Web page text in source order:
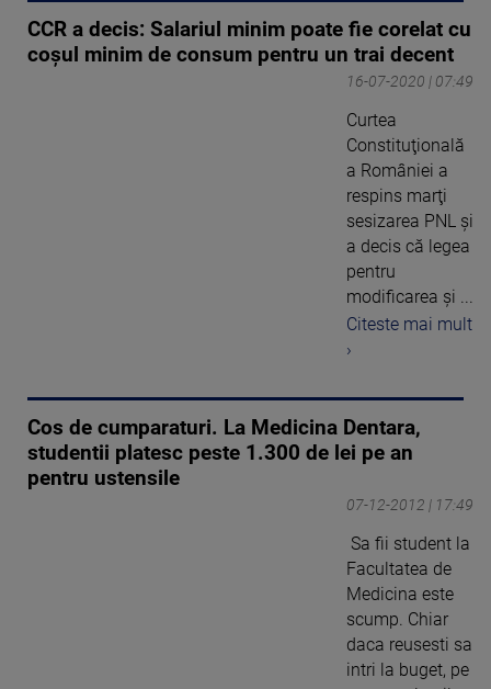
CCR a decis: Salariul minim poate fie corelat cu
coşul minim de consum pentru un trai decent
16-07-2020 | 07:49
Curtea
Constituţională
a României a
respins marţi
sesizarea PNL şi
a decis că legea
pentru
modificarea şi ...
Citeste mai mult
›
Cos de cumparaturi. La Medicina Dentara,
studentii platesc peste 1.300 de lei pe an
pentru ustensile
07-12-2012 | 17:49
Sa fii student la
Facultatea de
Medicina este
scump. Chiar
daca reusesti sa
intri la buget, pe